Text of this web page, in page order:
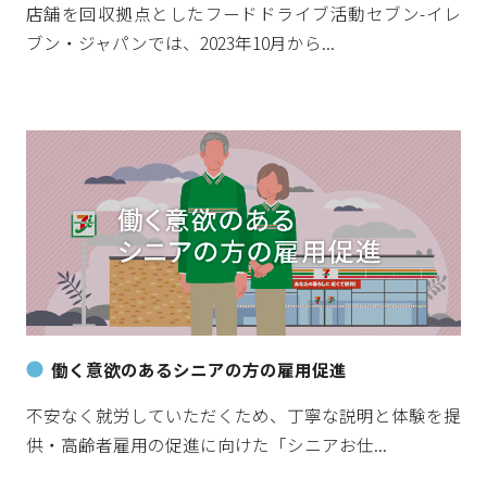
店舗を回収拠点としたフードドライブ活動セブン-イレ
ブン・ジャパンでは、2023年10月から...
働く意欲のあるシニアの方の雇用促進
不安なく就労していただくため、丁寧な説明と体験を提
供・高齢者雇用の促進に向けた「シニアお仕...